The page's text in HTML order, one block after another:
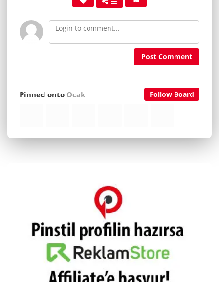
Post Comment
Follow Board
Pinned onto Ocak